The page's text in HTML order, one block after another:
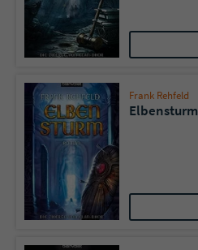
Frank Rehfeld
Elbensturm
überprüfen.